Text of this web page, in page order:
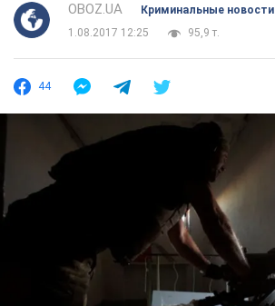
OBOZ.UA
Криминальные новости
1.08.2017 12:25
95,9 т.
44